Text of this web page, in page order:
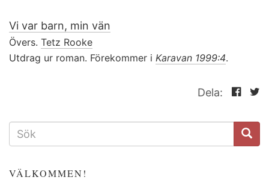
Vi var barn, min vän
Övers. Tetz Rooke
Utdrag ur roman. Förekommer i Karavan 1999:4.
Dela:
SÖKFORMULÄR
VÄLKOMMEN!